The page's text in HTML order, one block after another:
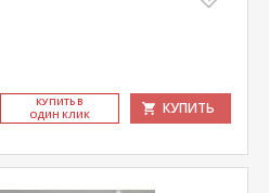
КУ­ПИТЬ В
ОДИН КЛИК
КУПИТЬ